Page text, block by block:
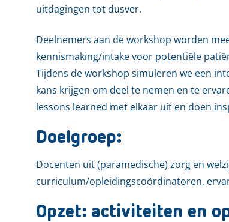
uitdagingen tot dusver.
Deelnemers aan de workshop worden
kennismaking/intake voor potentiële
Tijdens de workshop simuleren we een
kans krijgen om deel te nemen en te
lessons learned met elkaar uit en doen
Doelgroep:
Docenten uit (paramedische) zorg en
curriculum/opleidingscoördinatoren,
Opzet: activiteiten en